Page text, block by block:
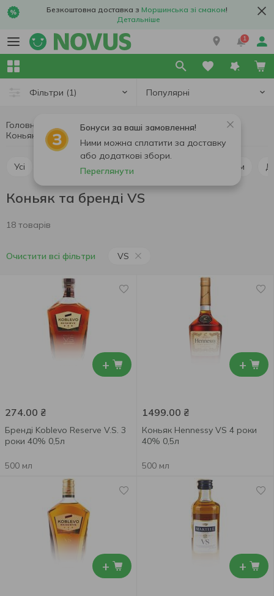
Безкоштовна доставка з Моршинська зі смаком!
Детальніше
1
Фільтри (1) Популярні
Бонуси за ваші замовлення!
Ними можна сплатити за доставку
або додаткові збори.
Переглянути
Головна Алкоголь
Міцний алкоголь
Коньяк та бренді
Коньяк та бренді VS
Усі Ром
Коньяк та бренді VS
18 товарів
Очистити всі фільтри VS
+
274.00 ₴
Бренді Koblevo Reserve V.S. 3
роки 40% 0,5л
500 мл
+
1499.00 ₴
Коньяк Hennessy VS 4 роки
40% 0,5л
500 мл
+ +